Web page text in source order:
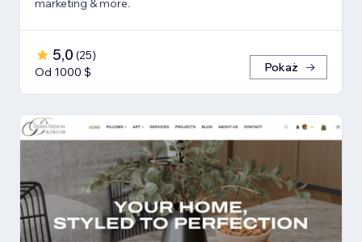
marketing & more.
5,0 (25)
Od 1000 $
Pokaż